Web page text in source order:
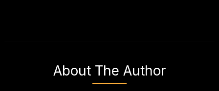
About The Author